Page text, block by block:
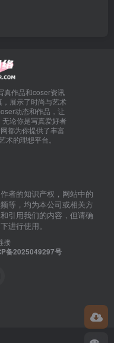
真作品和coser资讯
展示了时尚与艺术
动态和作品，让
论你是写真爱好者
都为你提供了丰富
术的理想平台。
者的知识产权，网站中的
等，均为本公司或相关方
引用我们的内容，但请确
进行使用。
接
备2025049297号